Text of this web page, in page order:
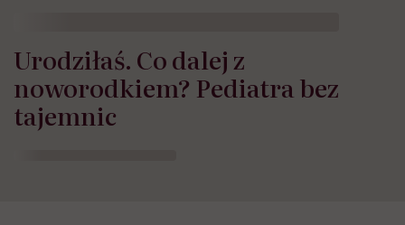
Urodziłaś. Co dalej z
noworodkiem? Pediatra bez
tajemnic